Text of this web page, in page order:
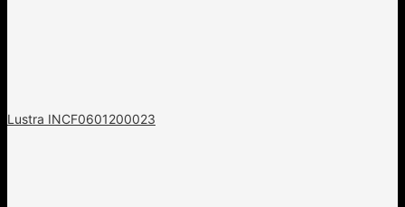
Lustra INCF0601200023